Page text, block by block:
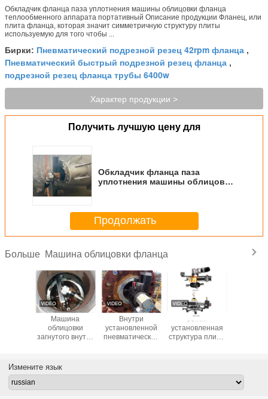
Обкладчик фланца паза уплотнения машины облицовки фланца
теплообменного аппарата портативный Описание продукции Фланец, или
плита фланца, которая значит симметричную структуру плиты
используемую для того чтобы ...
Бирки: Пневматический подрезной резец 42rpm фланца ,
Пневматический быстрый подрезной резец фланца ,
подрезной резец фланца трубы 6400w
Характер продукции >
Получить лучшую цену для
Обкладчик фланца паза
уплотнения машины облицовки
Продолжать
Больше Машина облицовки фланца
Машина
облицовки
загнутого внутрь
портативная для
ремонта трубы
Внутри
установленной
пневматической
RTJ
50mm
установленная
структура плиты
симметричная
610mm
Измените язык